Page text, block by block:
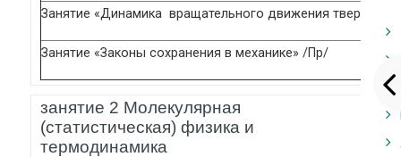
Занятие «Динамика вращательного движения твердого
Занятие «Законы сохранения в механике» /Пр/
занятие 2 Молекулярная
(статистическая) физика и
термодинамика